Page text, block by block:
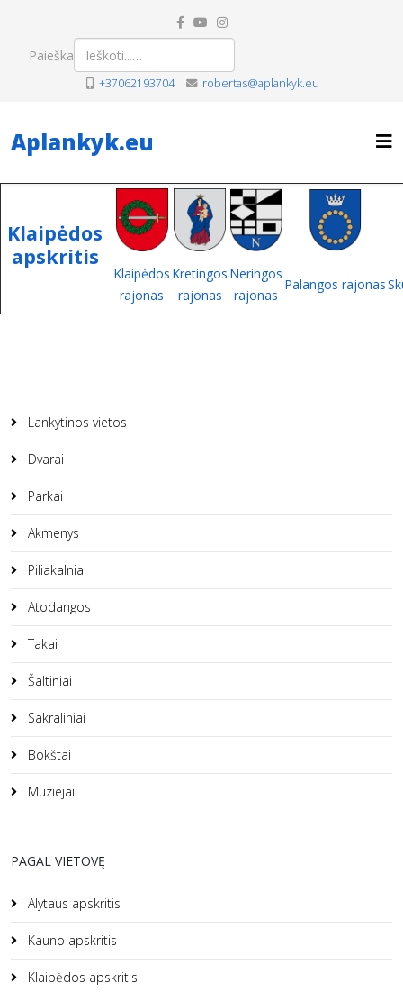
Paieška
+37062193704 robertas@aplankyk.eu
Aplankyk.eu
Klaipėdos
apskritis
Klaipėdos
rajonas
Kretingos
rajonas
Neringos
rajonas
Palangos rajonas
Lankytinos vietos
Dvarai
Parkai
Akmenys
Piliakalniai
Atodangos
Takai
Šaltiniai
Sakraliniai
Bokštai
Muziejai
PAGAL VIETOVĘ
Alytaus apskritis
Kauno apskritis
Klaipėdos apskritis